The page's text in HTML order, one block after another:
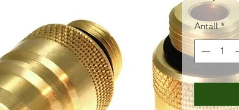
Antall *